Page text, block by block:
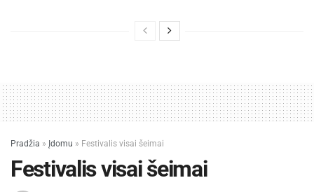
Pradžia » Įdomu » Festivalis visai šeimai
Festivalis visai šeimai